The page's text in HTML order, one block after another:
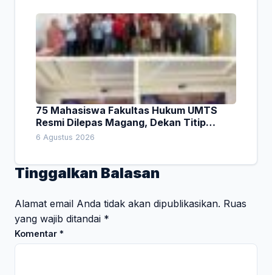
75 Mahasiswa Fakultas Hukum UMTS
Resmi Dilepas Magang, Dekan Titip
Empat Pesan Penting
6 Agustus 2026
Tinggalkan Balasan
Alamat email Anda tidak akan dipublikasikan. Ruas
yang wajib ditandai *
Komentar *